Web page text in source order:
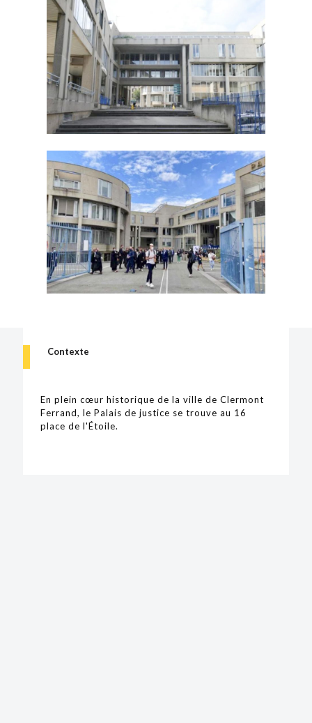
Contexte
En plein cœur historique de la ville de Clermont
Ferrand, le Palais de justice se trouve au 16
place de l'Étoile.